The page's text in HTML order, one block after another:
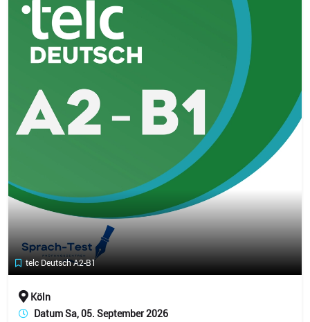
telc Deutsch A2-B1
Köln
Datum Sa, 05. September 2026